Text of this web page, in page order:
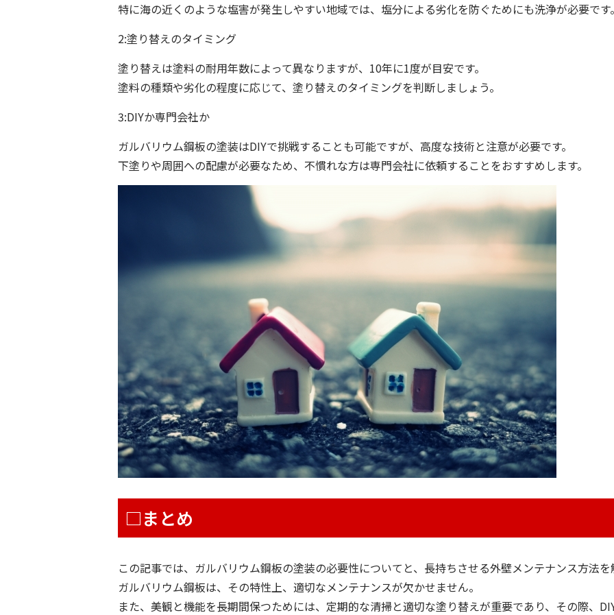
特に海の近くのような塩害が発生しやすい地域では、塩分による劣化を防ぐためにも洗浄が必要です。
2:塗り替えのタイミング
塗り替えは塗料の耐用年数によって異なりますが、10年に1度が目安です。
塗料の種類や劣化の程度に応じて、塗り替えのタイミングを判断しましょう。
3:DIYか専門会社か
ガルバリウム鋼板の塗装はDIYで挑戦することも可能ですが、高度な技術と注意が必要です。
下塗りや周囲への配慮が必要なため、不慣れな方は専門会社に依頼することをおすすめします。
□まとめ
この記事では、ガルバリウム鋼板の塗装の必要性についてと、長持ちさせる外壁メンテナンス方法を
ガルバリウム鋼板は、その特性上、適切なメンテナンスが欠かせません。
また、美観と機能を長期間保つためには、定期的な清掃と適切な塗り替えが重要であり、その際、